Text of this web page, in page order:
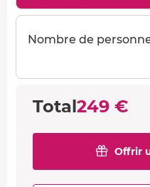
Nombre de
Total249 €
Offrir